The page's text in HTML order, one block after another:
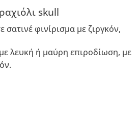
skull
σατινέ φινίρισμα με ζιργκόν,
λευκή ή μαύρη επιροδίωση, με